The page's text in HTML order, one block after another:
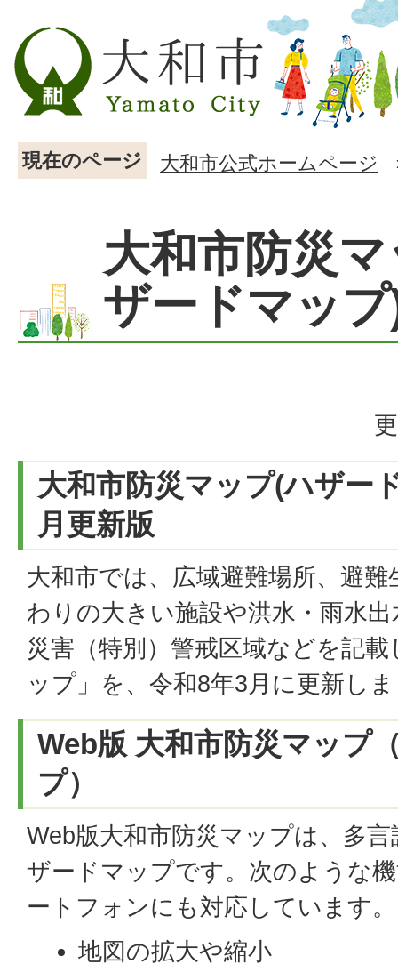
現在のページ 大和市公式ホームページ
大和市防災
ザードマッ
大和市防災マップ(ハザー
月更新版
大和市では、広域避難場所、避
わりの大きい施設や洪水・雨水
災害（特別）警戒区域などを記
ップ」を、令和8年3月に更新し
Web版 大和市防災マップ
プ）
Web版大和市防災マップは、多
ザードマップです。次のような
ートフォンにも対応しています。
地図の拡大や縮小